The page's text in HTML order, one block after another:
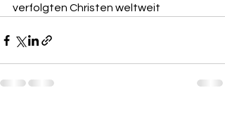
verfolgten Christen weltweit